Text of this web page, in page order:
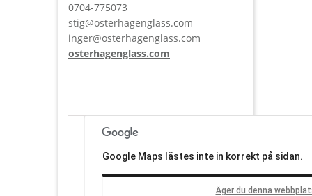
0704-775073
stig@osterhagenglass.com
inger@osterhagenglass.com
osterhagenglass.com
Google Maps lästes inte in korrekt på sidan.
Äger du denna